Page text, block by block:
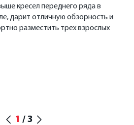
кресел переднего ряда в
дарит отличную обзорность и
разместить трех взрослых
1 / 3